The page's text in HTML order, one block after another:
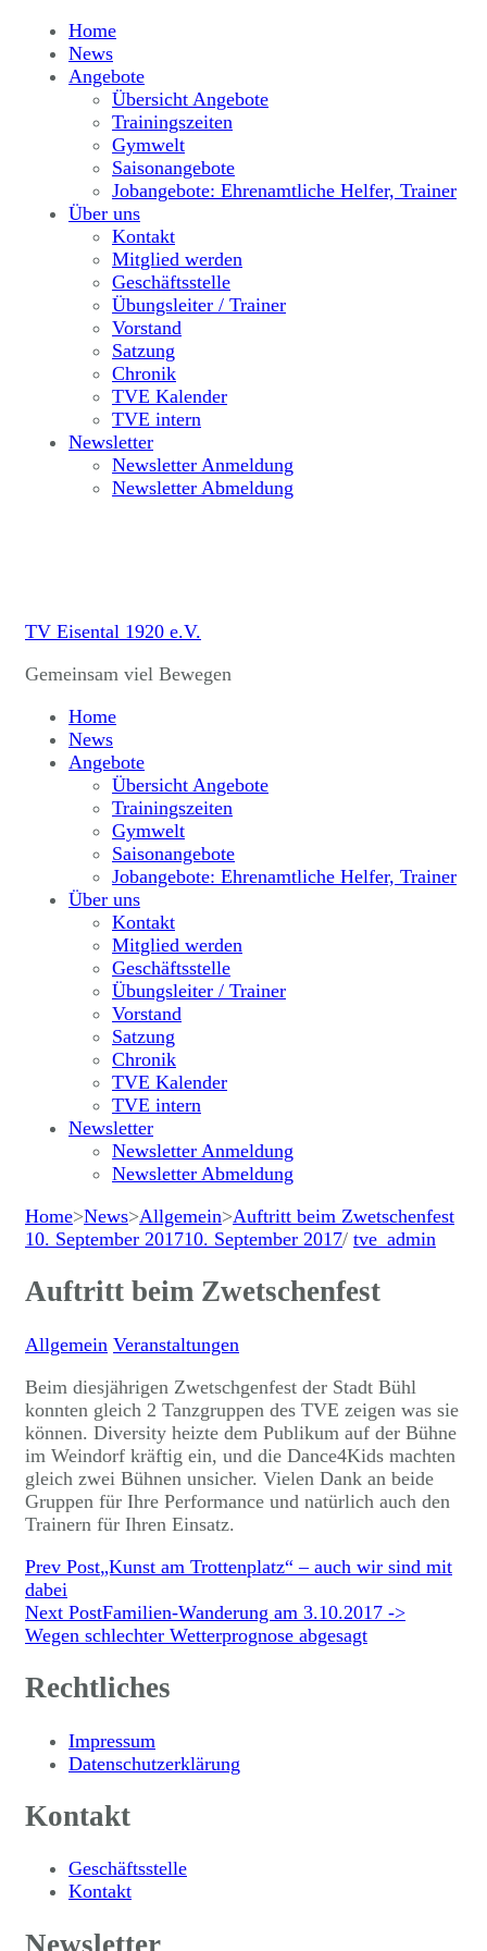
Home
News
Angebote
Übersicht Angebote
Trainingszeiten
Gymwelt
Saisonangebote
Jobangebote: Ehrenamtliche Helfer, Trainer
Über uns
Kontakt
Mitglied werden
Geschäftsstelle
Übungsleiter / Trainer
Vorstand
Satzung
Chronik
TVE Kalender
TVE intern
Newsletter
Newsletter Anmeldung
Newsletter Abmeldung
TV Eisental 1920 e.V.
Gemeinsam viel Bewegen
Home
News
Angebote
Übersicht Angebote
Trainingszeiten
Gymwelt
Saisonangebote
Jobangebote: Ehrenamtliche Helfer, Trainer
Über uns
Kontakt
Mitglied werden
Geschäftsstelle
Übungsleiter / Trainer
Vorstand
Satzung
Chronik
TVE Kalender
TVE intern
Newsletter
Newsletter Anmeldung
Newsletter Abmeldung
Home>News>Allgemein>Auftritt beim Zwetschenfest
10. September 201710. September 2017/ tve_admin
Auftritt beim Zwetschenfest
Allgemein Veranstaltungen
Beim diesjährigen Zwetschgenfest der Stadt Bühl
konnten gleich 2 Tanzgruppen des TVE zeigen was sie
können. Diversity heizte dem Publikum auf der Bühne
im Weindorf kräftig ein, und die Dance4Kids machten
gleich zwei Bühnen unsicher. Vielen Dank an beide
Gruppen für Ihre Performance und natürlich auch den
Trainern für Ihren Einsatz.
Post
Navigation
Prev Post„Kunst am Trottenplatz“ – auch wir sind mit
dabei
Next PostFamilien-Wanderung am 3.10.2017 ->
Wegen schlechter Wetterprognose abgesagt
Rechtliches
Impressum
Datenschutzerklärung
Kontakt
Geschäftsstelle
Kontakt
Newsletter